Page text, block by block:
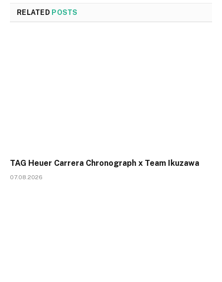
RELATED POSTS
TAG Heuer Carrera Chronograph x Team Ikuzawa
07.08.2026